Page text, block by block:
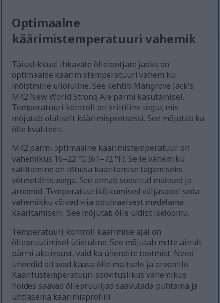
Optimaalne
käärimistemperatuuri vahemik
Täiuslikkust ihkavate õlletootjate jaoks on
optimaalse käärimistemperatuuri vahemiku
mõistmine ülioluline. See kehtib Mangrove Jack's
M42 New World Strong Ale pärmi kasutamisel.
Temperatuuri kontroll on kriitiline tegur, mis
mõjutab oluliselt käärimisprotsessi. See mõjutab ka
õlle kvaliteeti.
M42 pärmi optimaalne käärimistemperatuur on
vahemikus 16–22 °C (61–72 °F). Selle vahemiku
säilitamine on tõhusa kääritamise tagamiseks
võtmetähtsusega. See annab soovitud maitsed ja
aroomid. Temperatuurikõikumised väljaspool seda
vahemikku võivad viia optimaalsest madalama
kääritamiseni. See mõjutab õlle üldist iseloomu.
Temperatuuri kontroll käärimise ajal on
õllepruulimisel ülioluline. See mõjutab mitte ainult
pärmi aktiivsust, vaid ka ühendite tootmist. Need
ühendid aitavad kaasa õlle maitsele ja aroomile.
Kääritustemperatuuri soovituslikus vahemikus
hoides saavad õllepruulijad saavutada puhtama ja
ühtlasema käärimisprofiili.